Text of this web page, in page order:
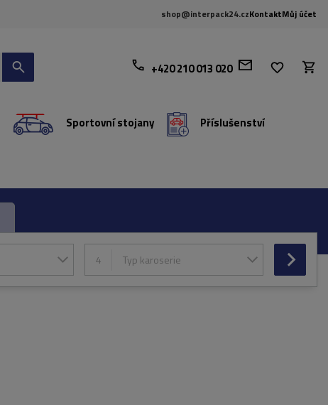
shop@interpack24.czKontaktMůj účet
+420 210 013 020
Sportovní stojany Příslušenství
4 Typ karoserie